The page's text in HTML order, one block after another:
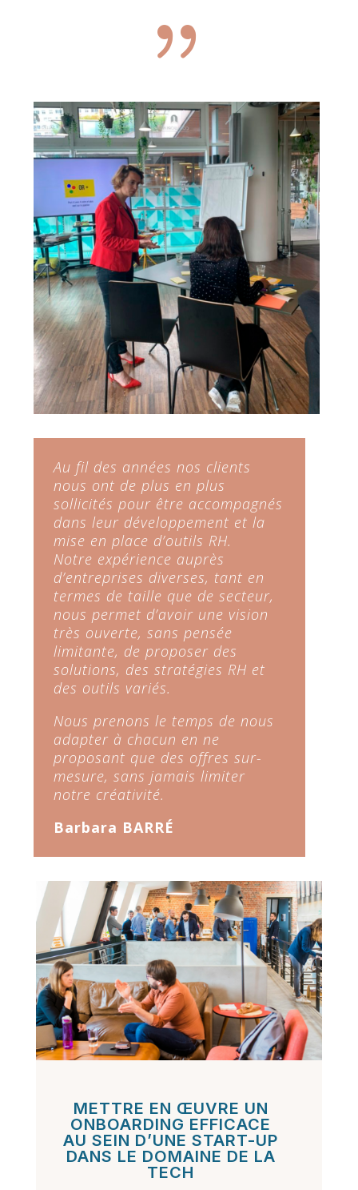
{
Au fil des années nos clients
nous ont de plus en plus
sollicités pour être accompagnés
dans leur développement et la
mise en place d’outils RH.
Notre expérience auprès
d’entreprises diverses, tant en
termes de taille que de secteur,
nous permet d’avoir une vision
très ouverte, sans pensée
limitante, de proposer des
solutions, des stratégies RH et
des outils variés.
Nous prenons le temps de nous
adapter à chacun en ne
proposant que des offres sur-
mesure, sans jamais limiter
notre créativité.
Barbara BARRÉ
METTRE EN ŒUVRE UN
ONBOARDING EFFICACE
AU SEIN D’UNE START-UP
DANS LE DOMAINE DE LA
TECH